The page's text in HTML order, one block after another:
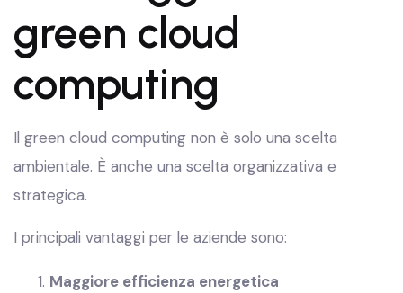
green cloud
computing
Il green cloud computing non è solo una scelta
ambientale. È anche una scelta organizzativa e
strategica.
I principali vantaggi per le aziende sono:
Maggiore efficienza energetica